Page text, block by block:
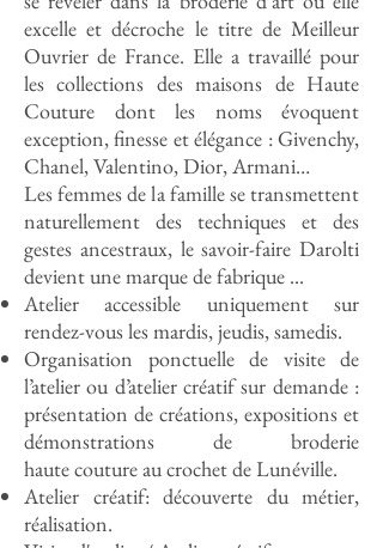
excelle et décroche le titre de Meilleur
Ouvrier de France. Elle a travaillé pour
les collections des maisons de Haute
Couture dont les noms évoquent
exception, finesse et élégance : Givenchy,
Chanel, Valentino, Dior, Armani…
Les femmes de la famille se transmettent
naturellement des techniques et des
gestes ancestraux, le savoir-faire Darolti
devient une marque de fabrique ...
Atelier accessible uniquement sur
rendez-vous les mardis, jeudis, samedis.
Organisation ponctuelle de visite de
l’atelier ou d’atelier créatif sur demande :
présentation de créations, expositions et
démonstrations de broderie
haute couture au crochet de Lunéville.
Atelier créatif: découverte du métier,
réalisation.